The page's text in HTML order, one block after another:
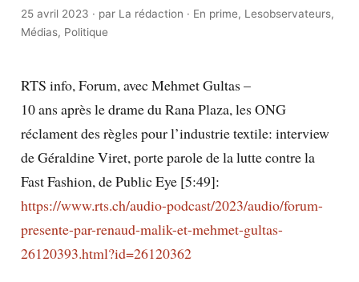
25 avril 2023 · par La rédaction · En prime, Lesobservateurs,
Médias, Politique
RTS info, Forum, avec Mehmet Gultas –
10 ans après le drame du Rana Plaza, les ONG
réclament des règles pour l’industrie textile: interview
de Géraldine Viret, porte parole de la lutte contre la
Fast Fashion, de Public Eye [5:49]:
https://www.rts.ch/audio-podcast/2023/audio/forum-
presente-par-renaud-malik-et-mehmet-gultas-
26120393.html?id=26120362